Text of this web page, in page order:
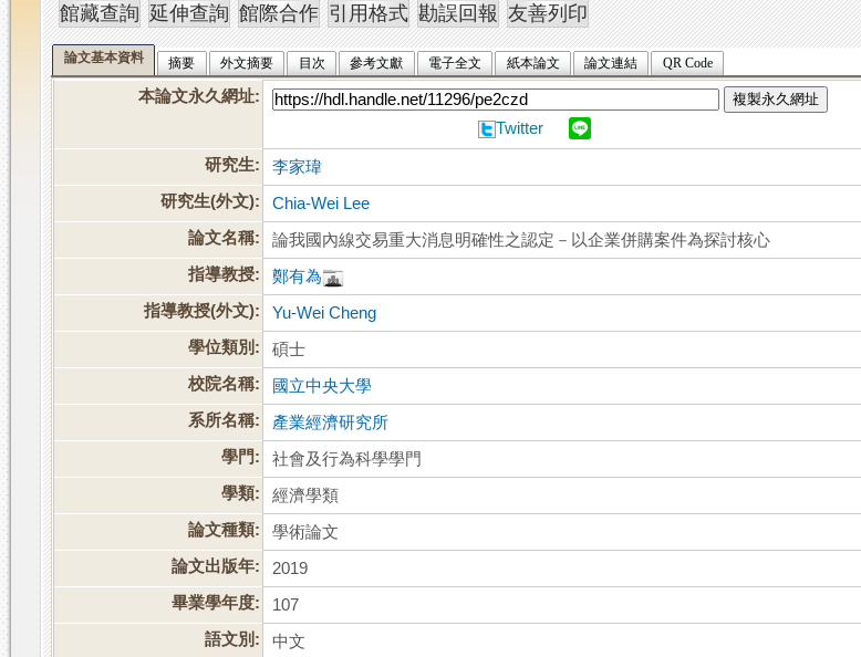
論文基本資料 摘要 外文摘要 目次 參考文獻 電子全文 紙本論文 論文連結 QR Code
本論文永久網址: 複製永久網址
Twitter
研究生:
李家瑋
研究生(外文):
Chia-Wei Lee
論文名稱:
論我國內線交易重大消息明確性之認定－以企業併購案件為探討核心
指導教授:
鄭有為
指導教授(外文):
Yu-Wei Cheng
學位類別:
碩士
校院名稱:
國立中央大學
系所名稱:
產業經濟研究所
學門:
社會及行為科學學門
學類:
經濟學類
論文種類:
學術論文
論文出版年:
2019
畢業學年度:
107
語文別:
中文